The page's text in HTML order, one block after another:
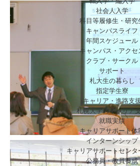
社会人入学
科目等履修生・研究
キャンパスライフ
年間スケジュール
キャンパス・アクセ
クラブ・サークル
サポート
札大生の暮らし
指定学生寮
キャリア・進路支
札幌大学のキャリア
就職実績
キャリアサポート体
インターンシップ
キャリアサポートセンタ
公務員・教員養成